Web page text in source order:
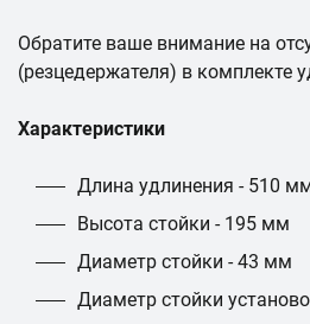
Обратите ваше внимание на
(резцедержателя) в комплекте
Характеристики
Длина удлинения - 510
Высота стойки - 195 мм
Диаметр стойки - 43 мм
Диаметр стойки